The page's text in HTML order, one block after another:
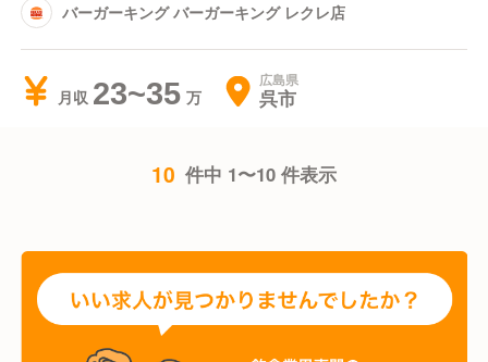
バーガーキング バーガーキング レクレ店
月収 23~35 広島県
呉市
10 件中 1〜10 件表示